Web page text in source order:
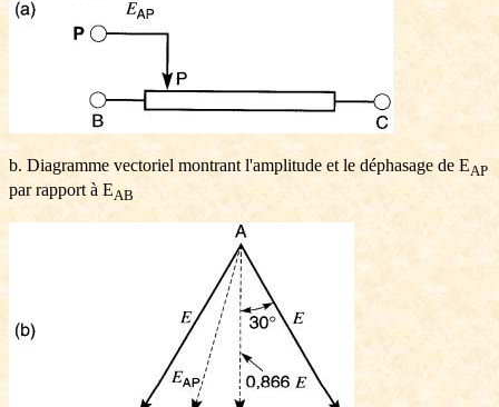
b. Diagramme vectoriel montrant l'amplitude et le déphasage de EAP
par rapport à EAB